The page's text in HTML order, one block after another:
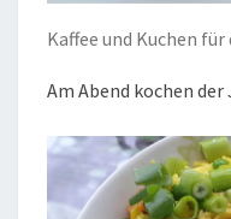
Kaffee und Kuchen für
Am Abend kochen der